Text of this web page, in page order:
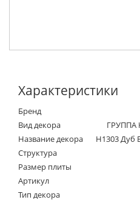
Характеристики
Бренд
Вид декора
ГРУППА
Название декора
H1303 Дуб
Структура
Размер плиты
Артикул
Тип декора